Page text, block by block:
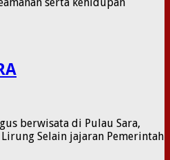
berwisata di Pulau Sara,
Selain jajaran Pemerintah